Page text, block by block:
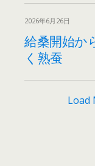
2026年6月26日
給桑開始
く熟蚕
Load